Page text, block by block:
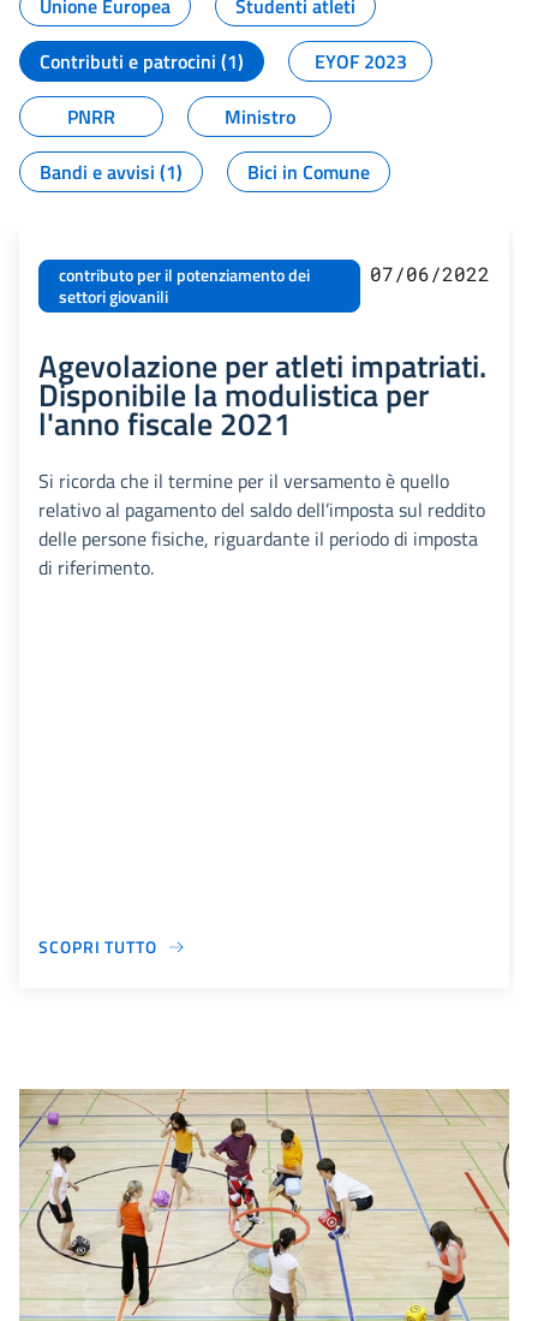
Unione Europea
Studenti atleti
Contributi e patrocini (1)
EYOF 2023
PNRR
Ministro
Bandi e avvisi (1)
Bici in Comune
contributo per il potenziamento dei
settori giovanili
07/06/2022
Agevolazione per atleti impatriati.
Disponibile la modulistica per
l'anno fiscale 2021
Si ricorda che il termine per il versamento è quello
relativo al pagamento del saldo dell’imposta sul reddito
delle persone fisiche, riguardante il periodo di imposta
di riferimento.
SCOPRI TUTTO